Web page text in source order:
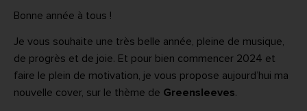
Bonne année à tous !
Je vous souhaite une très belle année, pleine de musique,
de progrès et de joie. Et pour bien commencer 2024 et
faire le plein de motivation, je vous propose aujourd’hui ma
nouvelle cover, sur le thème de Greensleeves.